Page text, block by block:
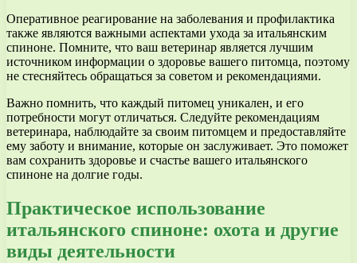
Оперативное реагирование на заболевания и профилактика
также являются важными аспектами ухода за итальянским
спиноне. Помните, что ваш ветеринар является лучшим
источником информации о здоровье вашего питомца, поэтому
не стесняйтесь обращаться за советом и рекомендациями.
Важно помнить, что каждый питомец уникален, и его
потребности могут отличаться. Следуйте рекомендациям
ветеринара, наблюдайте за своим питомцем и предоставляйте
ему заботу и внимание, которые он заслуживает. Это поможет
вам сохранить здоровье и счастье вашего итальянского
спиноне на долгие годы.
Практическое использование
итальянского спиноне: охота и другие
виды деятельности